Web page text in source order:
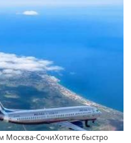
Москва-СочиХотите быстро